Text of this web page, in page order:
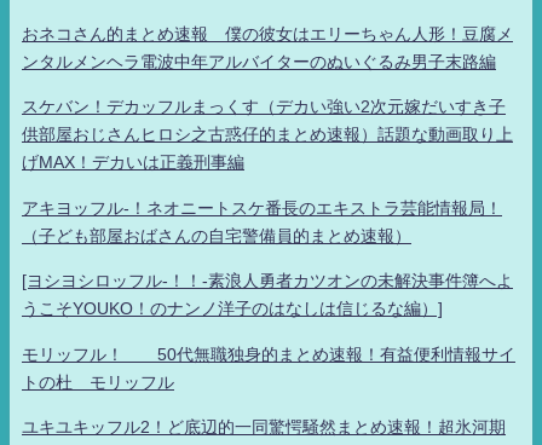
おネコさん的まとめ速報 僕の彼女はエリーちゃん人形！豆腐メ
ンタルメンヘラ電波中年アルバイターのぬいぐるみ男子末路編
スケバン！デカッフルまっくす（デカい強い2次元嫁だいすき子
供部屋おじさんヒロシ之古惑仔的まとめ速報）話題な動画取り上
げMAX！デカいは正義刑事編
アキヨッフル-！ネオニートスケ番長のエキストラ芸能情報局！
（子ども部屋おばさんの自宅警備員的まとめ速報）
[ヨシヨシロッフル-！！-素浪人勇者カツオンの未解決事件簿へよ
うこそYOUKO！のナンノ洋子のはなしは信じるな編）]
モリッフル！ 50代無職独身的まとめ速報！有益便利情報サイ
トの杜 モリッフル
ユキユキッフル2！ど底辺的一同驚愕騒然まとめ速報！超氷河期